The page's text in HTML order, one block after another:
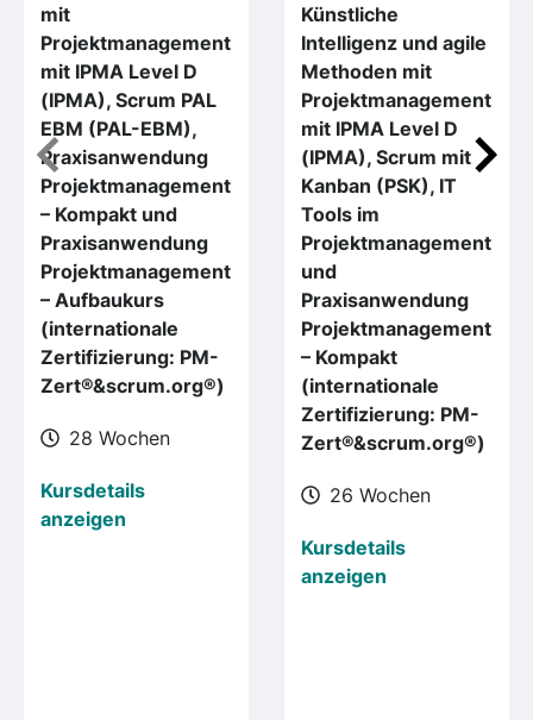
mit
Projektmanagement
mit IPMA Level D
(IPMA), Scrum PAL
EBM (PAL-EBM),
Praxisanwendung
Projektmanagement
– Kompakt und
Praxisanwendung
Projektmanagement
– Aufbaukurs
(internationale
Zertifizierung: PM-
Zert®&scrum.org®)
28 Wochen
Kursdetails
anzeigen
Künstliche
Intelligenz und agile
Methoden mit
Projektmanagement
mit IPMA Level D
(IPMA), Scrum mit
Kanban (PSK), IT
Tools im
Projektmanagement
und
Praxisanwendung
Projektmanagement
– Kompakt
(internationale
Zertifizierung: PM-
Zert®&scrum.org®)
26 Wochen
Kursdetails
anzeigen